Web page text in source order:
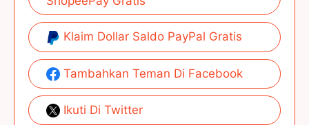
Klaim Dollar Saldo PayPal Gratis
Tambahkan Teman Di Facebook
Ikuti Di Twitter